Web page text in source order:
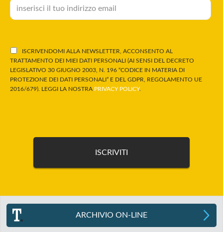
ISCRIVENDOMI ALLA NEWSLETTER, ACCONSENTO AL
TRATTAMENTO DEI MIEI DATI PERSONALI (AI SENSI DEL DECRETO
LEGISLATIVO 30 GIUGNO 2003, N. 196 “CODICE IN MATERIA DI
PROTEZIONE DEI DATI PERSONALI” E DEL GDPR, REGOLAMENTO UE
2016/679). LEGGI LA NOSTRA PRIVACY POLICY.
ARCHIVIO ON-LINE